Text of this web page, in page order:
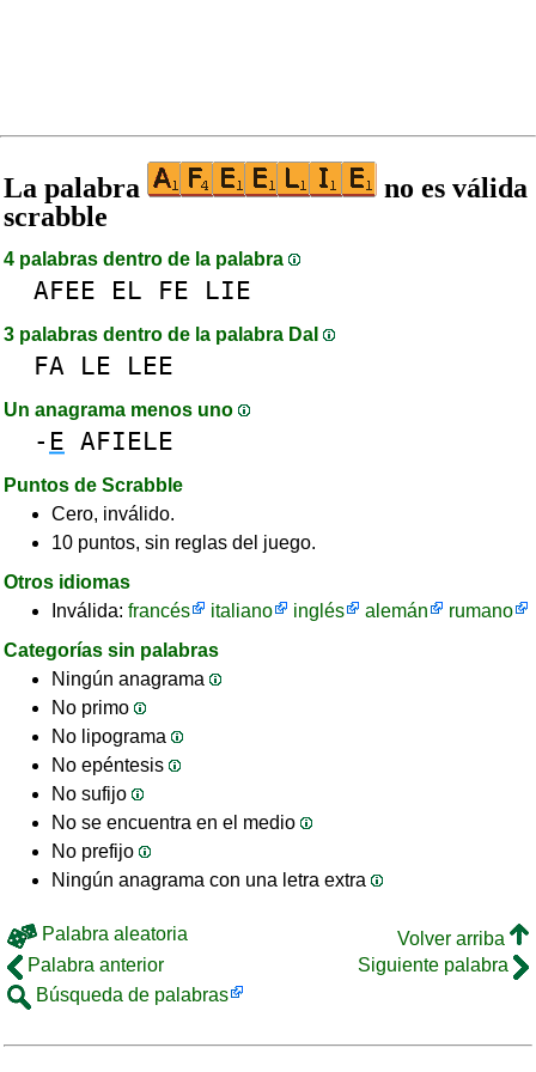
La palabra
no es válida
scrabble
4 palabras dentro de la palabra
AFEE EL FE LIE
3 palabras dentro de la palabra DaI
FA LE LEE
Un anagrama menos uno
- E AFIELE
Puntos de Scrabble
Cero, inválido.
10 puntos, sin reglas del juego.
Otros idiomas
Inválida: francés italiano inglés alemán
rumano
Categorías sin palabras
Ningún anagrama
No primo
No lipograma
No epéntesis
No sufijo
No se encuentra en el medio
No prefijo
Ningún anagrama con una letra extra
Palabra aleatoria
Volver arriba
Palabra anterior
Siguiente palabra
Búsqueda de palabras